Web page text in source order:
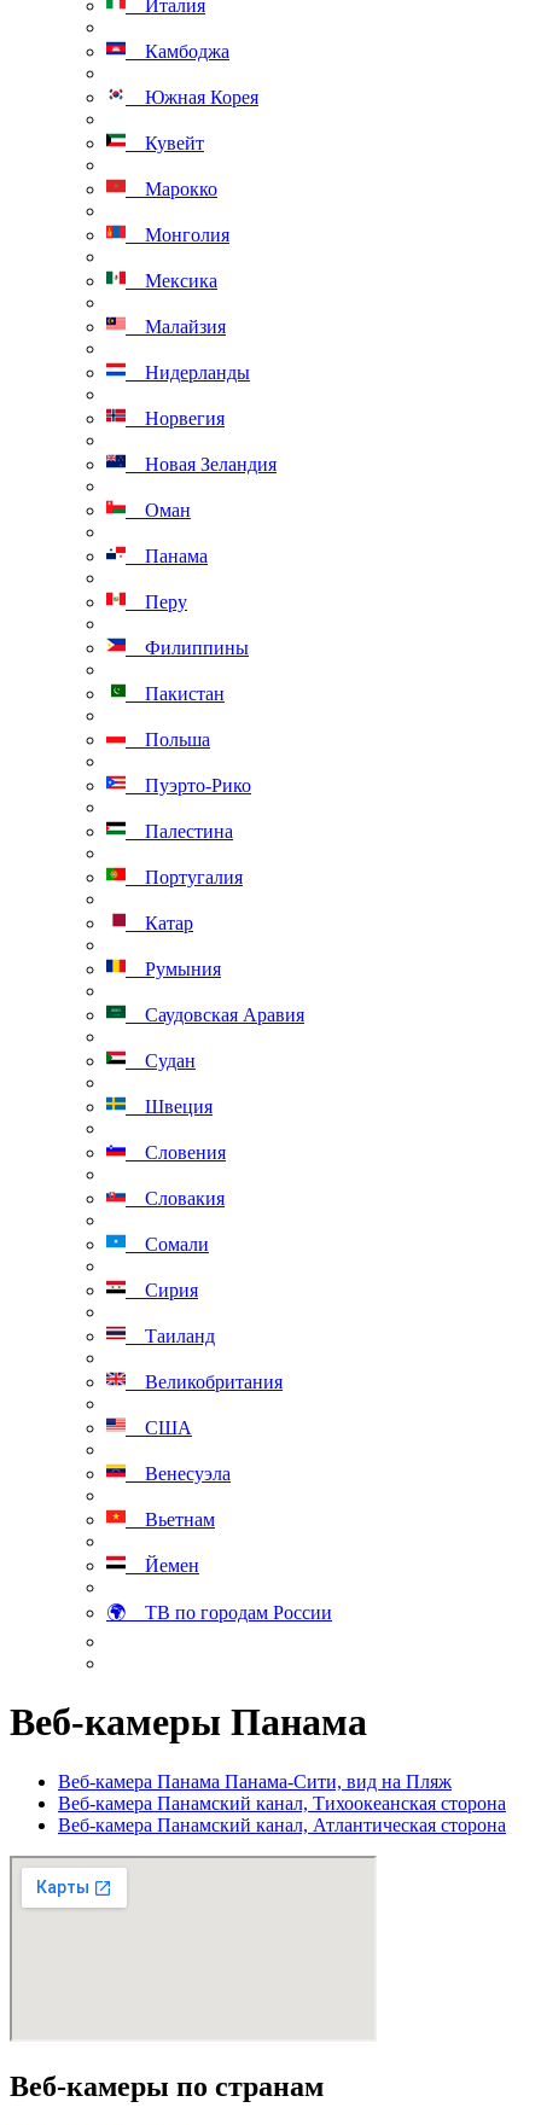
Италия
Камбоджа
Южная Корея
Кувейт
Марокко
Монголия
Мексика
Малайзия
Нидерланды
Норвегия
Новая Зеландия
Оман
Панама
Перу
Филиппины
Пакистан
Польша
Пуэрто-Рико
Палестина
Португалия
Катар
Румыния
Саудовская Аравия
Судан
Швеция
Словения
Словакия
Сомали
Сирия
Таиланд
Великобритания
США
Венесуэла
Вьетнам
Йемен
🌍 ТВ по городам России
Веб-камеры Панама
Веб-камера Панама Панама-Сити, вид на Пляж
Веб-камера Панамский канал, Тихоокеанская сторона
Веб-камера Панамский канал, Атлантическая сторона
Веб-камеры по странам